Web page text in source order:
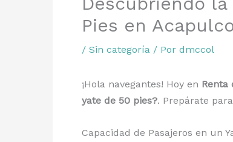
Pies en
/ Sin categoría / Por dmccol
¡Hola navegantes! Hoy en Renta
yate de 50 pies?. Prepárate
Capacidad de Pasajeros en un